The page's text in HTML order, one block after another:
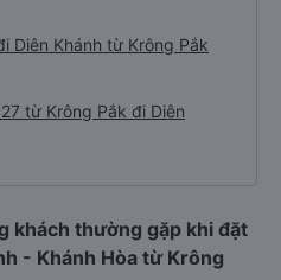
Diên Khánh từ Krông Pắk
từ Krông Pắk đi Diên
khách thường gặp khi đặt
- Khánh Hòa từ Krông